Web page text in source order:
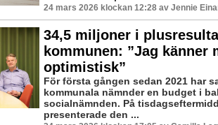
24 mars 2026 klockan 12:28 av Jennie
34,5 miljoner i
kommunen: ”Jag känner
optimistisk”
För första gången sedan 2021 har
kommunala nämnder en budget i
socialnämnden. På
presenterade den ...